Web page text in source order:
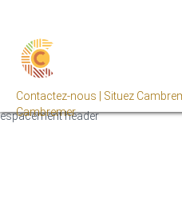
Contactez-nous | Situez
Cambremer
espacement header